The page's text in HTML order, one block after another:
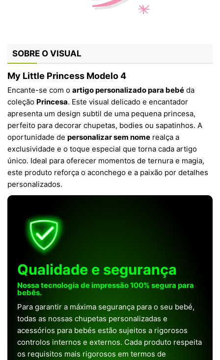
SOBRE O VISUAL
My Little Princess Modelo 4
Encante-se com o artigo personalizado para bebé da
coleção Princesa. Este visual delicado e encantador
apresenta um design subtil de uma pequena princesa,
perfeito para decorar chupetas, bodies ou sapatinhos. A
oportunidade de personalizar sem nome realça a
exclusividade e o toque especial que torna cada artigo
único. Ideal para oferecer momentos de ternura e magia,
este produto reforça o aconchego e a paixão por detalhes
personalizados.
Qualidade e segurança
Nossa tecnologia de impressão 100% segura para
bebês.
Para garantir a máxima segurança para o seu bebé,
todas as nossas chupetas personalizadas e
acessórios para bebés estão sujeitos a rigorosos
controlos internos e externos. Cada produto respeita
os requisitos mais rigorosos em termos de